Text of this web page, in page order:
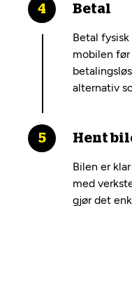
Betal
Betal
mobilen
alternativ
Hent
Bilen er
med
gjør det